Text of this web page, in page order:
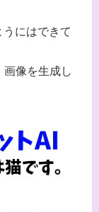
にはできて
像を生成し